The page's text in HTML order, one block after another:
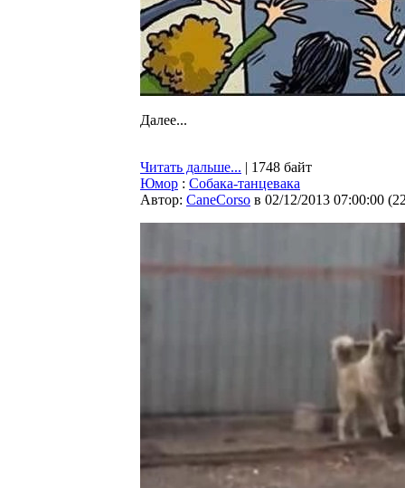
Далее...
Читать дальше... | 1748 байт
Юмор : Собака-танцевака
Автор: CaneCorso в 02/12/2013 07:00:00 (